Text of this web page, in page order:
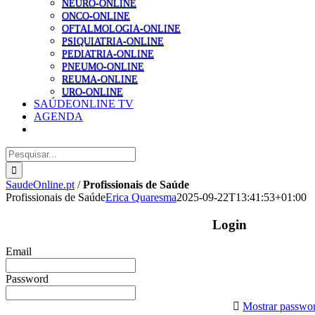
NEURO-ONLINE
ONCO-ONLINE
OFTALMOLOGIA-ONLINE
PSIQUIATRIA-ONLINE
PEDIATRIA-ONLINE
PNEUMO-ONLINE
REUMA-ONLINE
URO-ONLINE
SAÚDEONLINE TV
AGENDA
Pesquisar
SaudeOnline.pt /Profissionais de Saúde
Profissionais de SaúdeErica Quaresma2025-09-22T13:41:53+01:00
Login
Email
Password
Mostrar